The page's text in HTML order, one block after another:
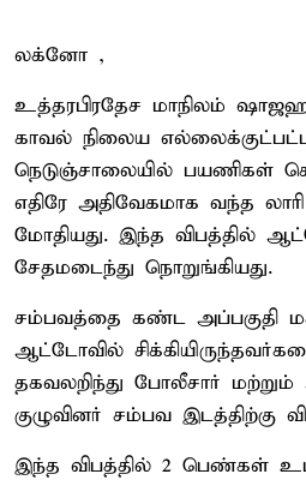
லக்னோ ,
உத்தரபிரதேச மாநிலம்
காவல் நிலைய
நெடுஞ்சாலையில் பயணிகள்
எதிரே அதிவேகமாக வந்த
மோதியது. இந்த விபத்தில்
சேதமடைந்து நொறுங்கியது.
சம்பவத்தை கண்ட அப்பகுதி
ஆட்டோவில்
தகவலறிந்து போலீசார்
குழுவினர் சம்பவ இடத்திற்கு
இந்த விபத்தில் 2 பெண்கள்